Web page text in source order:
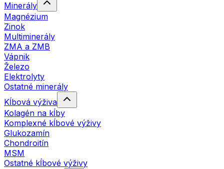
Minerály
Magnézium
Zinok
Multiminerály
ZMA a ZMB
Vápnik
Železo
Elektrolyty
Ostatné minerály
Kĺbová výživa
Kolagén na kĺby
Komplexné kĺbové výživy
Glukozamín
Chondroitín
MSM
Ostatné kĺbové výživy